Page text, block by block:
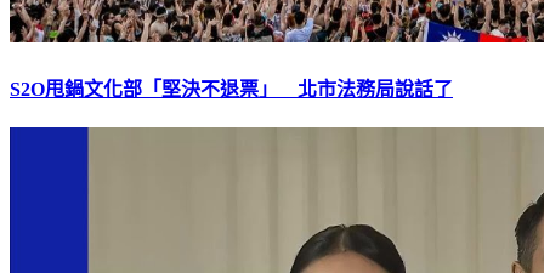
S2O甩鍋文化部「堅決不退票」 北市法務局說話了